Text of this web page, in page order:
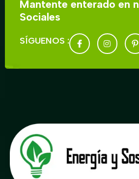
Mantente enterado en
Sociales
SÍGUENOS :